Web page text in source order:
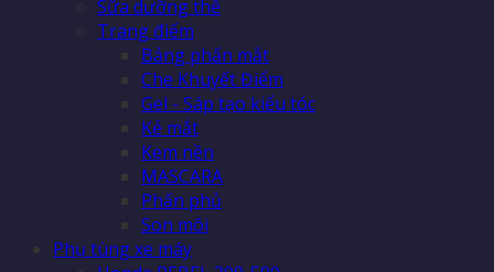
Sữa dưỡng thể
Trang điểm
Bảng phấn mắt
Che Khuyết Điểm
Gel - Sáp tạo kiểu tóc
Kẻ mắt
Kem nền
MASCARA
Phấn phủ
Son môi
Phụ tùng xe máy